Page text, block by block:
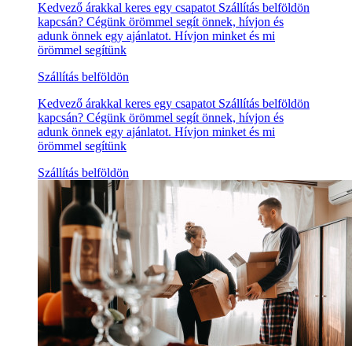
Kedvező árakkal keres egy csapatot Szállítás belföldön
kapcsán? Cégünk örömmel segít önnek, hívjon és
adunk önnek egy ajánlatot. Hívjon minket és mi
örömmel segítünk
Szállítás belföldön
Kedvező árakkal keres egy csapatot Szállítás belföldön
kapcsán? Cégünk örömmel segít önnek, hívjon és
adunk önnek egy ajánlatot. Hívjon minket és mi
örömmel segítünk
Szállítás belföldön